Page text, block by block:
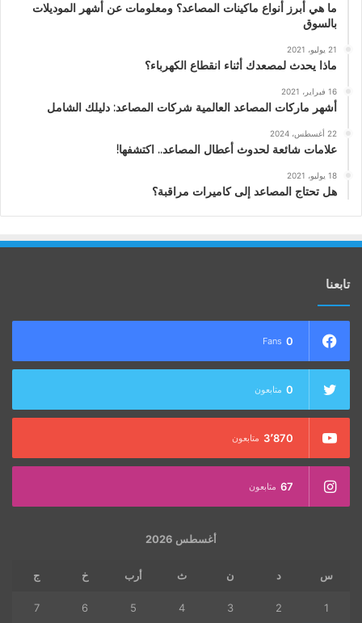
ما هي أبرز أنواع ماكينات المصاعد؟ ومعلومات عن أشهر الموديلات
بالسوق
21 يوليو، 2021
ماذا يحدث لمصعدك أثناء انقطاع الكهرباء؟
16 فبراير، 2021
أشهر ماركات المصاعد العالمية شركات المصاعد: دليلك الشامل
22 أغسطس، 2024
علامات شائعة لحدوث أعطال المصاعد.. اكتشفها!
18 يوليو، 2021
هل تحتاج المصاعد إلى كاميرات مراقبة؟
تابعنا
0
Fans
0 متابعون
3٬870 متابعون
67 متابعون
أغسطس 2026
س د ن ث أرب خ ج
1
2
3
4
5
6
7